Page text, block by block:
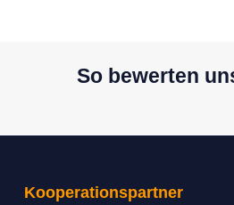
So bewerten
Kooperationspartner